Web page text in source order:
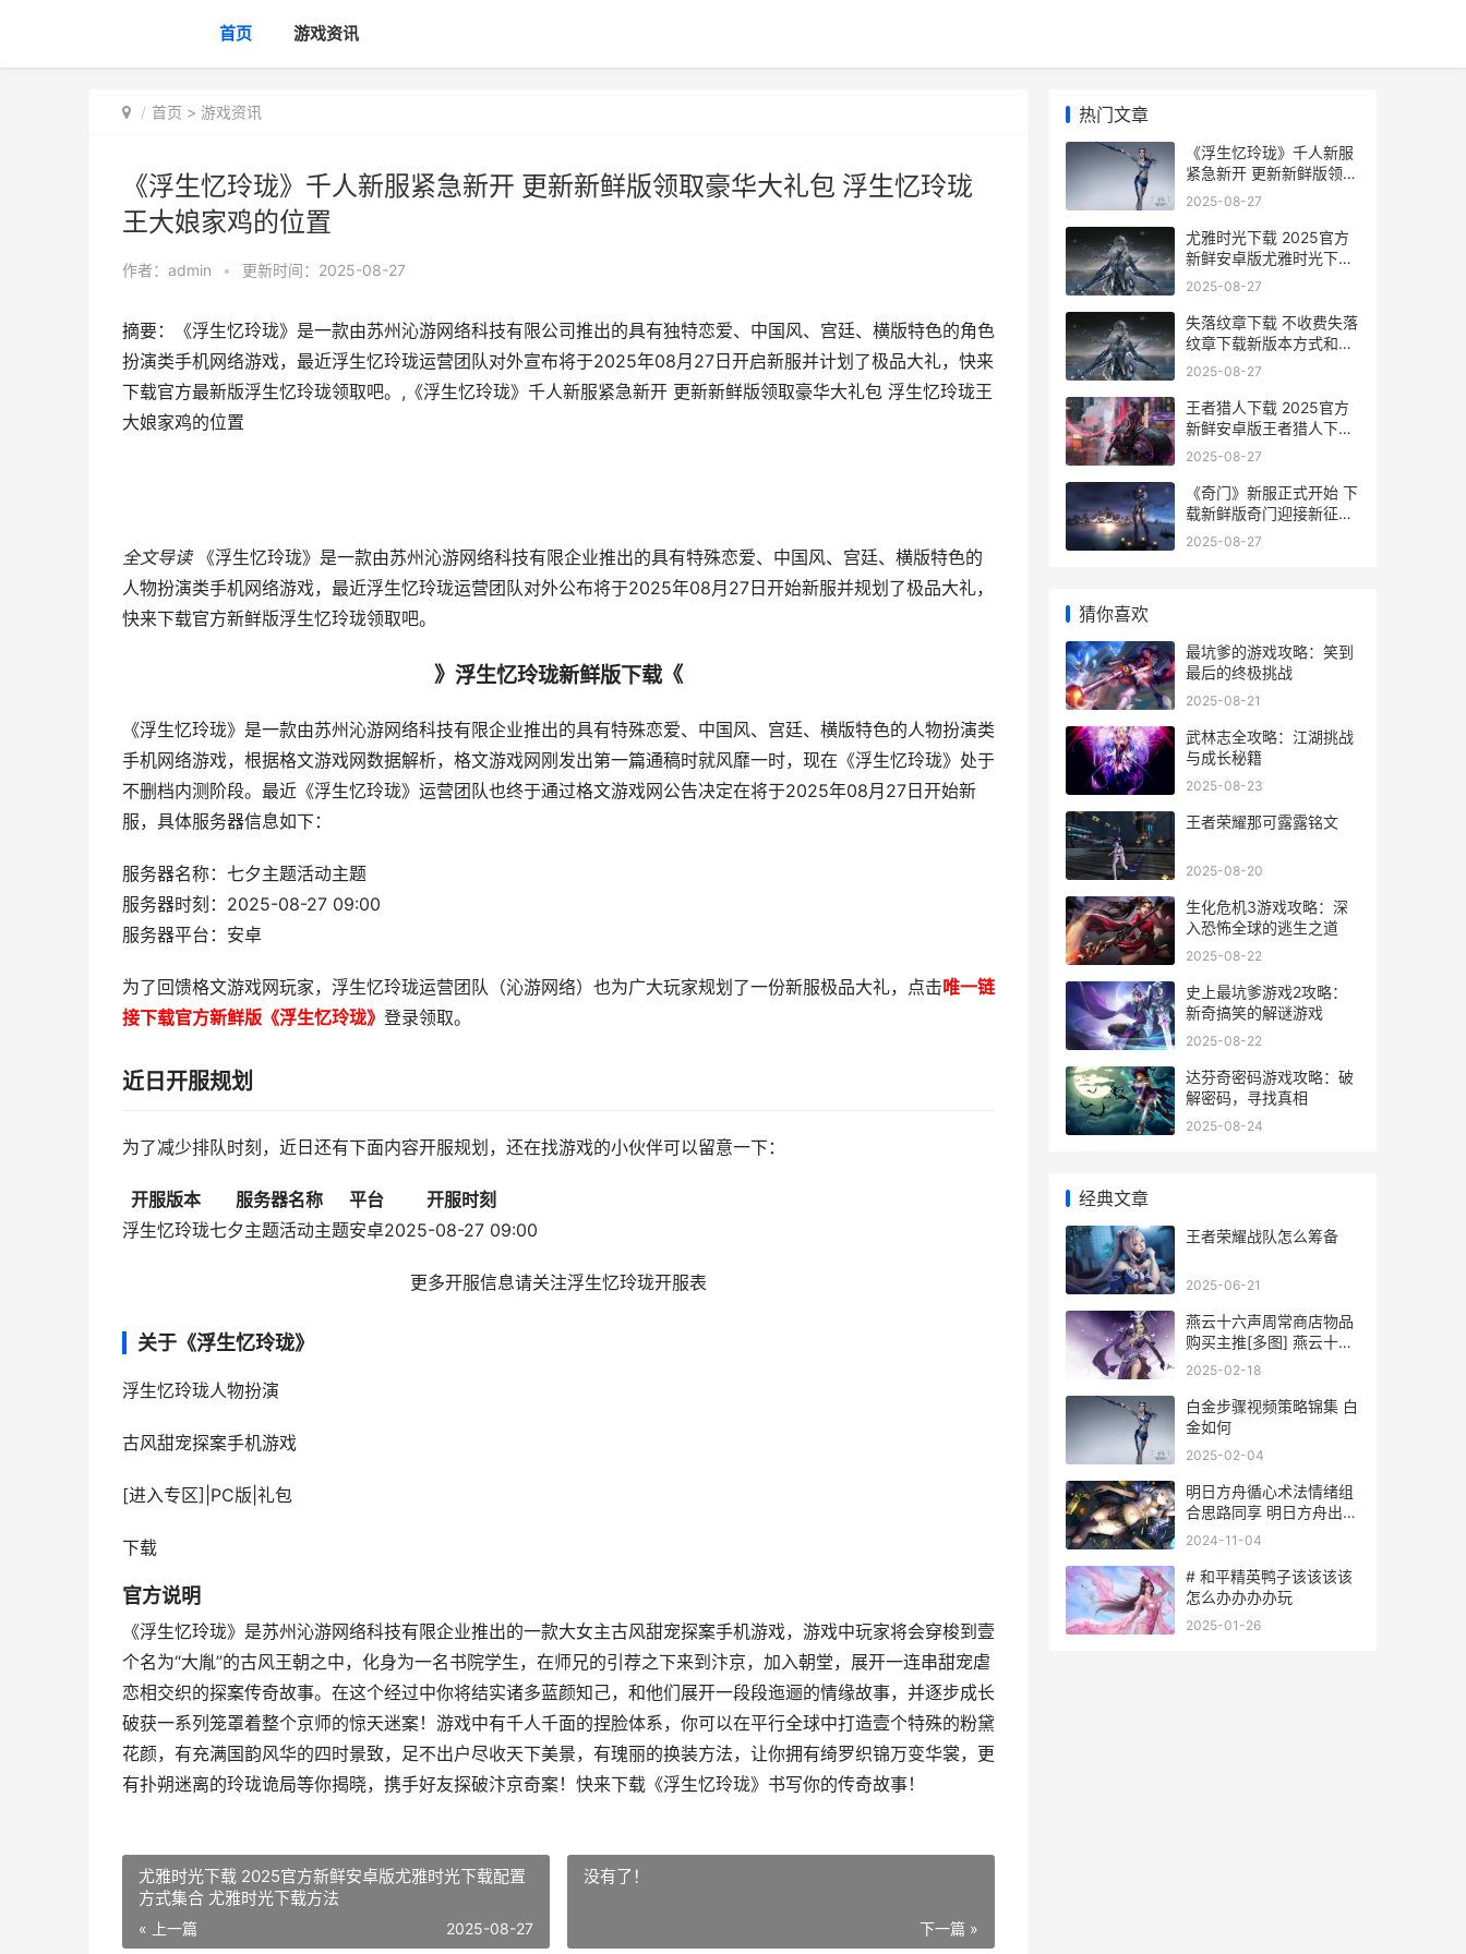
首页 游戏资讯
首页 > 游戏资讯
《浮生忆玲珑》千人新服紧急新开 更新新鲜版领取豪华大礼包 浮生忆玲珑
王大娘家鸡的位置
作者： admin • 更新时间：2025-08-27
摘要：《浮生忆玲珑》是一款由苏州沁游网络科技有限公司推出的具有独特恋爱、中国风、宫廷、横版特色的角色
扮演类手机网络游戏，最近浮生忆玲珑运营团队对外宣布将于2025年08月27日开启新服并计划了极品大礼，快来
下载官方最新版浮生忆玲珑领取吧。,《浮生忆玲珑》千人新服紧急新开 更新新鲜版领取豪华大礼包 浮生忆玲珑王
大娘家鸡的位置
全文导读《浮生忆玲珑》是一款由苏州沁游网络科技有限企业推出的具有特殊恋爱、中国风、宫廷、横版特色的
人物扮演类手机网络游戏，最近浮生忆玲珑运营团队对外公布将于2025年08月27日开始新服并规划了极品大礼，
快来下载官方新鲜版浮生忆玲珑领取吧。
》浮生忆玲珑新鲜版下载《
《浮生忆玲珑》是一款由苏州沁游网络科技有限企业推出的具有特殊恋爱、中国风、宫廷、横版特色的人物扮演类
手机网络游戏，根据格文游戏网数据解析，格文游戏网刚发出第一篇通稿时就风靡一时，现在《浮生忆玲珑》处于
不删档内测阶段。最近《浮生忆玲珑》运营团队也终于通过格文游戏网公告决定在将于2025年08月27日开始新
服，具体服务器信息如下：
服务器名称：七夕主题活动主题
服务器时刻：2025-08-27 09:00
服务器平台：安卓
为了回馈格文游戏网玩家，浮生忆玲珑运营团队（沁游网络）也为广大玩家规划了一份新服极品大礼，点击唯一链
接下载官方新鲜版《浮生忆玲珑》 登录领取。
近日开服规划
为了减少排队时刻，近日还有下面内容开服规划，还在找游戏的小伙伴可以留意一下：
开服版本 服务器名称 平台
开服时刻
浮生忆玲珑七夕主题活动主题安卓2025-08-27 09:00
更多开服信息请关注浮生忆玲珑开服表
关于《浮生忆玲珑》
浮生忆玲珑人物扮演
古风甜宠探案手机游戏
[进入专区] PC版 礼包
下载
官方说明
《浮生忆玲珑》是苏州沁游网络科技有限企业推出的一款大女主古风甜宠探案手机游戏，游戏中玩家将会穿梭到壹
个名为“大胤”的古风王朝之中，化身为一名书院学生，在师兄的引荐之下来到汴京，加入朝堂，展开一连串甜宠虐
恋相交织的探案传奇故事。在这个经过中你将结实诸多蓝颜知己，和他们展开一段段迤逦的情缘故事，并逐步成长
破获一系列笼罩着整个京师的惊天迷案！游戏中有千人千面的捏脸体系，你可以在平行全球中打造壹个特殊的粉黛
花颜，有充满国韵风华的四时景致，足不出户尽收天下美景，有瑰丽的换装方法，让你拥有绮罗织锦万变华裳，更
有扑朔迷离的玲珑诡局等你揭晓，携手好友探破汴京奇案！快来下载《浮生忆玲珑》书写你的传奇故事！
尤雅时光下载 2025官方新鲜安卓版尤雅时光下载配置
方式集合 尤雅时光下载方法
« 上一篇 2025-08-27
没有了！
下一篇 »
热门文章
《浮生忆玲珑》千人新服
紧急新开 更新新鲜版领取
豪华大礼包 浮生忆玲珑王
2025-08-27
尤雅时光下载 2025官方
新鲜安卓版尤雅时光下载
配置方式集合 尤雅时光下
2025-08-27
失落纹章下载 不收费失落
纹章下载新版本方式和下
载地址集合 失落的徽章
2025-08-27
王者猎人下载 2025官方
新鲜安卓版王者猎人下载
配置方式集合 猎人之王者
2025-08-27
《奇门》新服正式开始 下
载新鲜版奇门迎接新征程
奇门dj
2025-08-27
猜你喜欢
最坑爹的游戏攻略：笑到
最后的终极挑战
2025-08-21
武林志全攻略：江湖挑战
与成长秘籍
2025-08-23
王者荣耀那可露露铭文
2025-08-20
生化危机3游戏攻略：深
入恐怖全球的逃生之道
2025-08-22
史上最坑爹游戏2攻略：
新奇搞笑的解谜游戏
2025-08-22
达芬奇密码游戏攻略：破
解密码，寻找真相
2025-08-24
经典文章
王者荣耀战队怎么筹备
2025-06-21
燕云十六声周常商店物品
购买主推[多图] 燕云十六
州是哪个朝代的
2025-02-18
白金步骤视频策略锦集 白
金如何
2025-02-04
明日方舟循心术法情绪组
合思路同享 明日方舟出重
复6星心态炸了
2024-11-04
# 和平精英鸭子该该该该
怎么办办办办玩
2025-01-26